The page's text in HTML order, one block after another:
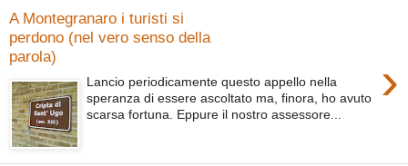
A Montegranaro i turisti si
perdono (nel vero senso della
parola)
›
Lancio periodicamente questo appello nella
speranza di essere ascoltato ma, finora, ho avuto
scarsa fortuna. Eppure il nostro assessore...